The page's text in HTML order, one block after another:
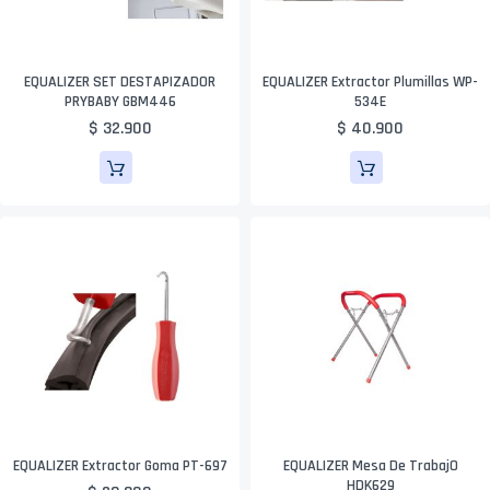
EQUALIZER SET DESTAPIZADOR
PRYBABY GBM446
$ 32.900
EQUALIZER Extractor Plumillas WP-
534E
$ 40.900
EQUALIZER Extractor Goma PT-697
EQUALIZER Mesa De TrabajO
HDK629